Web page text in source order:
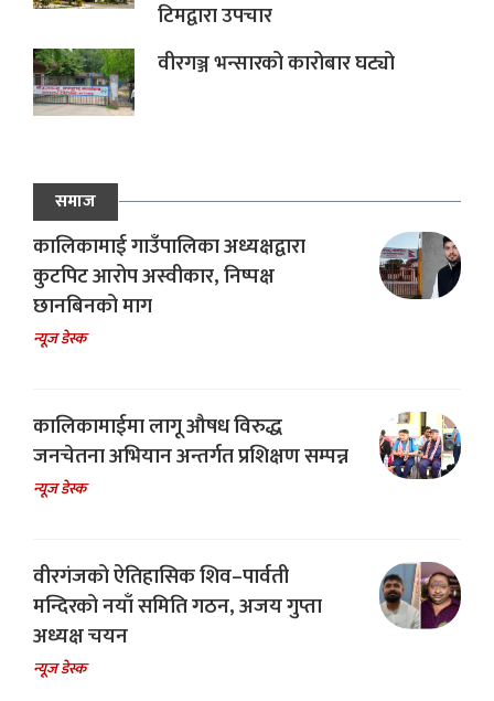
टिमद्वारा उपचार
वीरगञ्ज भन्सारको कारोबार घट्यो
समाज
कालिकामाई गाउँपालिका अध्यक्षद्वारा
कुटपिट आरोप अस्वीकार, निष्पक्ष
छानबिनको माग
न्यूज डेस्क
कालिकामाईमा लागू औषध विरुद्ध
जनचेतना अभियान अन्तर्गत प्रशिक्षण सम्पन्न
न्यूज डेस्क
वीरगंजको ऐतिहासिक शिव–पार्वती
मन्दिरको नयाँ समिति गठन, अजय गुप्ता
अध्यक्ष चयन
न्यूज डेस्क